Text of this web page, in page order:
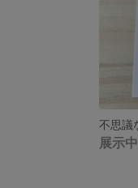
展示中